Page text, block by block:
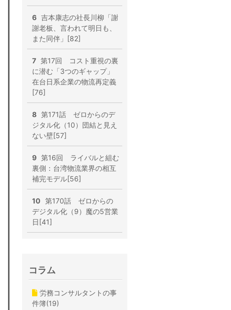
6 吉本康志の社長川柳「謝
謝老板、言われて明日も、
また同伴」[82]
7 第17回 コスト重視の裏
に潜む「3つのギャップ」
在台日系企業の物流再定義
[76]
8 第171話 ゼロからのデ
ジタル化（10）団結と見え
ない壁[57]
9 第16回 ライバルと組む
裏側：台湾物流業界の相互
補完モデル[56]
10 第170話 ゼロからの
デジタル化（9）魔の5営業
日[41]
コラム
労務コンサルタントの事
件簿(19)